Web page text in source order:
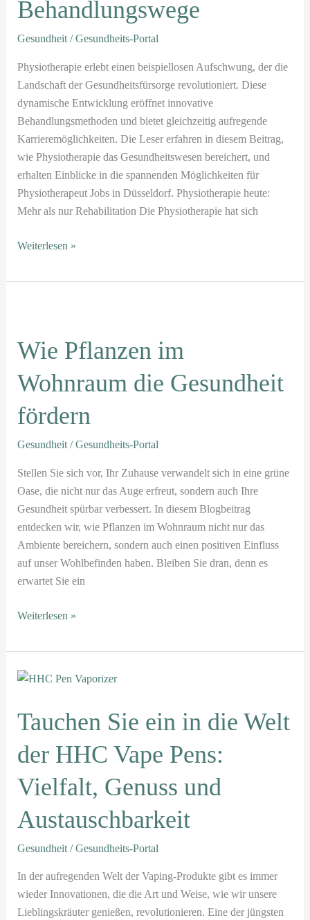
Behandlungswege
Gesundheit/Gesundheits-Portal
Physiotherapie erlebt einen beispiellosen Aufschwung, der die
Landschaft der Gesundheitsfürsorge revolutioniert. Diese
dynamische Entwicklung eröffnet innovative
Behandlungsmethoden und bietet gleichzeitig aufregende
Karrieremöglichkeiten. Die Leser erfahren in diesem Beitrag,
wie Physiotherapie das Gesundheitswesen bereichert, und
erhalten Einblicke in die spannenden Möglichkeiten für
Physiotherapeut Jobs in Düsseldorf. Physiotherapie heute:
Mehr als nur Rehabilitation Die Physiotherapie hat sich
Weiterlesen »
Wie Pflanzen im
Wohnraum die Gesundheit
fördern
Gesundheit/Gesundheits-Portal
Stellen Sie sich vor, Ihr Zuhause verwandelt sich in eine grüne
Oase, die nicht nur das Auge erfreut, sondern auch Ihre
Gesundheit spürbar verbessert. In diesem Blogbeitrag
entdecken wir, wie Pflanzen im Wohnraum nicht nur das
Ambiente bereichern, sondern auch einen positiven Einfluss
auf unser Wohlbefinden haben. Bleiben Sie dran, denn es
erwartet Sie ein
im
Wohnraum
die
fördern
Weiterlesen »
Tauchen Sie ein in die Welt
der HHC Vape Pens:
Vielfalt, Genuss und
Austauschbarkeit
Gesundheit/Gesundheits-Portal
In der aufregenden Welt der Vaping-Produkte gibt es immer
wieder Innovationen, die die Art und Weise, wie wir unsere
Lieblingskräuter genießen, revolutionieren. Eine der jüngsten
Tauchen
ein
in
die
Welt
der
Vape
Genuss
und
Austauschbarkeit